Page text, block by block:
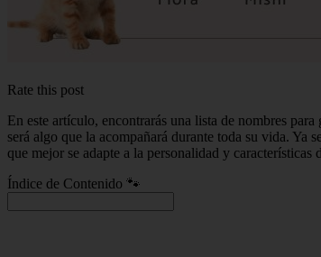
Rate this post
En este artículo, encontrarás una lista de nombres
será algo que la acompañará durante toda su vida.
que mejor se adapte a la personalidad y
Índice de Contenido 🐾